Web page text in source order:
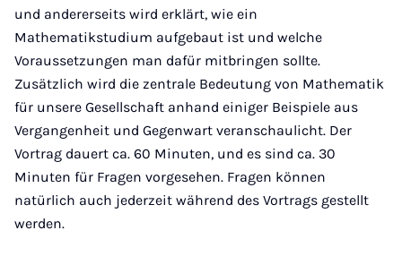
und andererseits wird erklärt, wie ein
Mathematikstudium aufgebaut ist und welche
Voraussetzungen man dafür mitbringen sollte.
Zusätzlich wird die zentrale Bedeutung von Mathematik
für unsere Gesellschaft anhand einiger Beispiele aus
Vergangenheit und Gegenwart veranschaulicht. Der
Vortrag dauert ca. 60 Minuten, und es sind ca. 30
Minuten für Fragen vorgesehen. Fragen können
natürlich auch jederzeit während des Vortrags gestellt
werden.